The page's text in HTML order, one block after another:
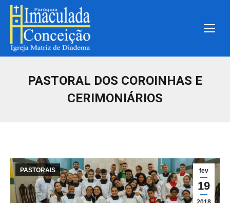
PASTORAL DOS COROINHAS E
CERIMONIÁRIOS
fev
19
PASTORAIS